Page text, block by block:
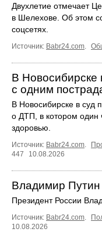
Двухлетие отмечает
в Шелехове. Об этом
соцсетях.
Источник: Babr24.com.
В Новосибирске
с одним
В Новосибирске в суд
о ДТП, в котором один
здоровью.
Источник: Babr24.com.
447
10.08.2026
Владимир Путин
Президент России
Источник: Babr24.com.
10.08.2026